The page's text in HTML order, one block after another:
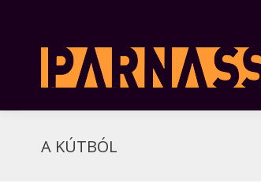
A KÚTBÓL